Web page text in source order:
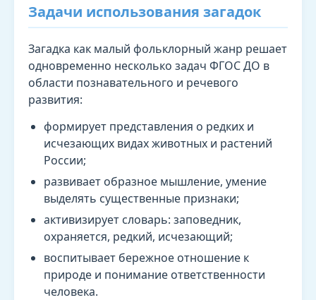
Задачи использования загадок
Загадка как малый фольклорный жанр решает
одновременно несколько задач ФГОС ДО в
области познавательного и речевого
развития:
формирует представления о редких и
исчезающих видах животных и растений
России;
развивает образное мышление, умение
выделять существенные признаки;
активизирует словарь: заповедник,
охраняется, редкий, исчезающий;
воспитывает бережное отношение к
природе и понимание ответственности
человека.